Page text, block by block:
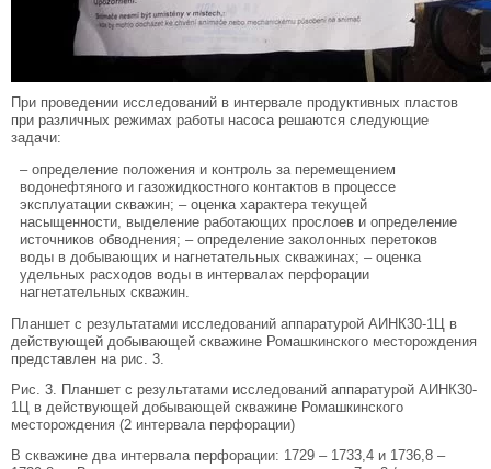
При проведении исследований в интервале продуктивных пластов
при различных режимах работы насоса решаются следующие
задачи:
– определение положения и контроль за перемещением
водонефтяного и газожидкостного контактов в процессе
эксплуатации скважин; – оценка характера текущей
насыщенности, выделение работающих прослоев и определение
источников обводнения; – определение заколонных перетоков
воды в добывающих и нагнетательных скважинах; – оценка
удельных расходов воды в интервалах перфорации
нагнетательных скважин.
Планшет с результатами исследований аппаратурой АИНК30-1Ц в
действующей добывающей скважине Ромашкинского месторождения
представлен на рис. 3.
Рис. 3. Планшет с результатами исследований аппаратурой АИНК30-
1Ц в действующей добывающей скважине Ромашкинского
месторождения (2 интервала перфорации)
В скважине два интервала перфорации: 1729 – 1733,4 и 1736,8 –